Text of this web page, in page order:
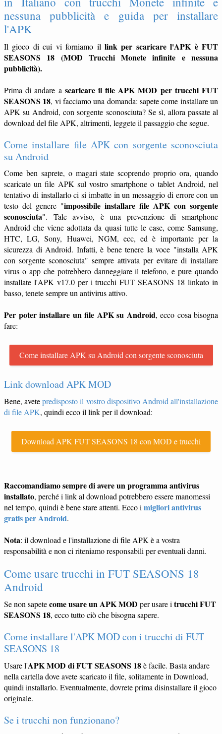
nessuna pubblicità e guida per installare
l'APK
Il gioco di cui vi forniamo il link per scaricare l'APK è FUT
SEASONS 18 (MOD Trucchi Monete infinite e nessuna
pubblicità).
Prima di andare a scaricare il file APK MOD per trucchi FUT
SEASONS 18, vi facciamo una domanda: sapete come installare un
APK su Android, con sorgente sconosciuta? Se sì, allora passate al
download del file APK, altrimenti, leggete il passaggio che segue.
Come installare file APK con sorgente sconosciuta
su Android
Come ben saprete, o magari state scoprendo proprio ora, quando
scaricate un file APK sul vostro smartphone o tablet Android, nel
tentativo di installarlo ci si imbatte in un messaggio di errore con un
testo del genere "impossibile installare file APK con sorgente
sconosciuta". Tale avviso, è una prevenzione di smartphone
Android che viene adottata da quasi tutte le case, come Samsung,
HTC, LG, Sony, Huawei, NGM, ecc, ed è importante per la
sicurezza di Android. Infatti, è bene tenere la voce "installa APK
con sorgente sconosciuta" sempre attivata per evitare di installare
virus o app che potrebbero danneggiare il telefono, e pure quando
installate l'APK v17.0 per i trucchi FUT SEASONS 18 linkato in
basso, tenete sempre un antivirus attivo.
Per poter installare un file APK su Android, ecco cosa bisogna
fare:
Come installare APK su Android con sorgente sconosciuta
Link download APK MOD
Bene, avetepredisposto il vostro dispositivo Android all'installazione
di file APK, quindi ecco il link per il download:
Download APK FUT SEASONS 18 con MOD e trucchi
Raccomandiamo sempre di avere un programma antivirus
installato, perché i link al download potrebbero essere manomessi
nel tempo, quindi è bene stare attenti. Ecco i migliori antivirus
gratis per Android.
Nota: il download e l'installazione di file APK è a vostra
responsabilità e non ci riteniamo responsabili per eventuali danni.
Come usare trucchi in FUT SEASONS 18
Android
Se non sapetecome usare un APK MOD per usare i trucchi FUT
SEASONS 18, ecco tutto ciò che bisogna sapere.
Come installare l'APK MOD con i trucchi di FUT
SEASONS 18
Usare l'APK MOD di FUT SEASONS 18è facile. Basta andare
nella cartella dove avete scaricato il file, solitamente in Download,
quindi installarlo. Eventualmente, dovrete prima disinstallare il gioco
originale.
Se i trucchi non funzionano?